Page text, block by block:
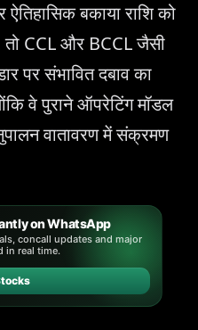
बकाया राशि को
CCL और BCCL जैसी
पर संभावित दबाव का
वे पुराने ऑपरेटिंग मॉडल
वातावरण में संक्रमण
on WhatsApp
concall updates and major
in real time.